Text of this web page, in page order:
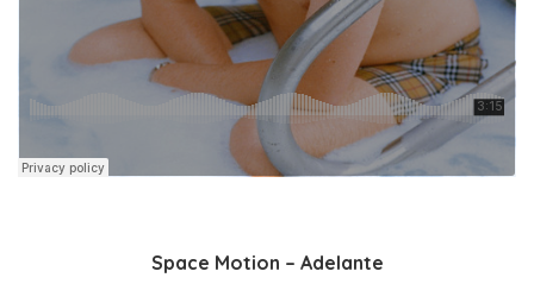
Space Motion – Adelante